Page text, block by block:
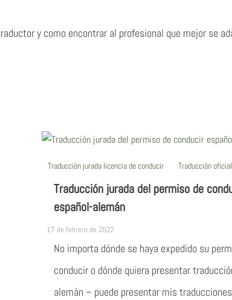
y como encontrar al profesional que mejor se
Traducción jurada licencia de conducir Traducción oficial
Traducción jurada del permiso de
español-alemán
17 de febrero de 2022
No importa dónde se haya expedido su
conducir o dónde quiera presentar
alemán – puede presentar mis